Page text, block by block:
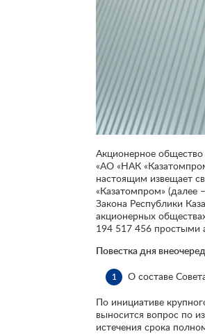
Акционерное
«АО «НАК
настоящим извещает
«Казатомпром» (далее
Закона Республики
акционерных
194 517 456 простыми
Повестка дня
О составе
По инициативе
выносится вопрос по
истечения срока